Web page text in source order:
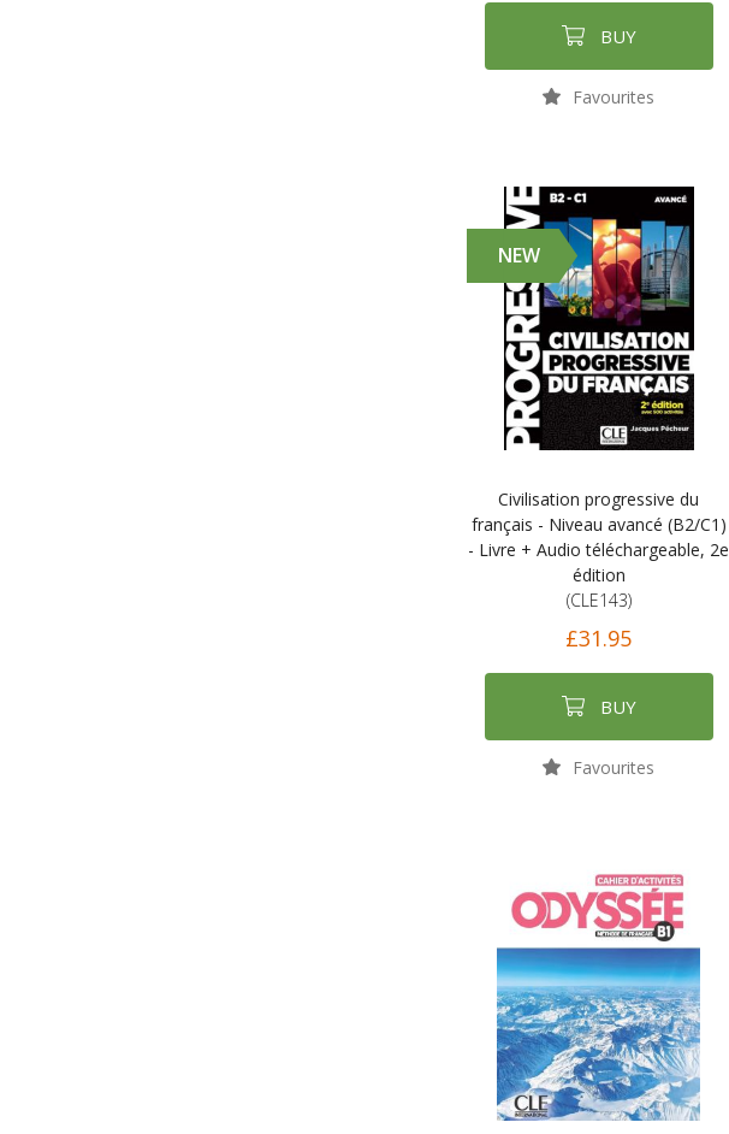
BUY
Favourites
NEW
Civilisation progressive du
français - Niveau avancé (B2/C1)
- Livre + Audio téléchargeable, 2e
édition
(CLE143)
£31.95
BUY
Favourites